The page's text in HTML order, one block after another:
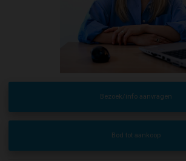
Bezoek/info aanvragen
Bod tot aankoop